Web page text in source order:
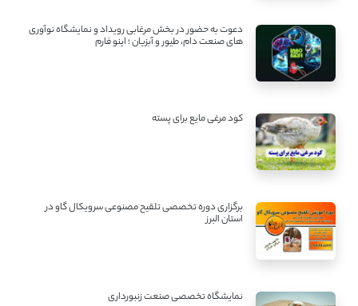
دعوت به حضور در بخش مرغابی رویداد و نمایشگاه نوآوری
های صنعت دام، طیور و آبزیان ؛ اینو فارم
کود مرغی مایع برای پسته
برگزاری دوره تخصصی تلقیح مصنوعی سرویکال گاو در
استان البرز
نمایشگاه تخصصی صنعت زنبورداری